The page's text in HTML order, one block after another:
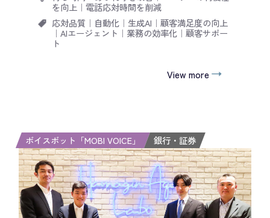
を向上 ｜ 電話応対時間を削減
応対品質｜ 自動化｜ 生成AI ｜ 顧客満足度の向上
｜ AIエージェント ｜ 業務の効率化｜ 顧客サポー
ト
View more
ボイスボット「MOBI VOICE」 銀行・証券